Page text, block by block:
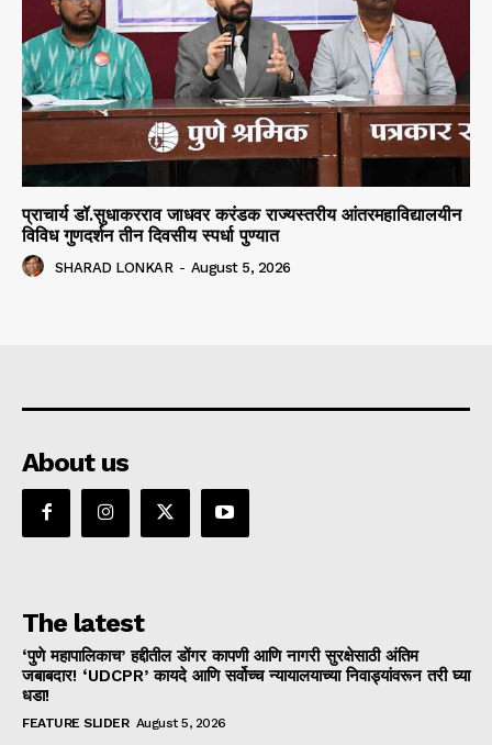
प्राचार्य डॉ.सुधाकरराव जाधवर करंडक राज्यस्तरीय आंतरमहाविद्यालयीन
विविध गुणदर्शन तीन दिवसीय स्पर्धा पुण्यात
SHARAD LONKAR - August 5, 2026
About us
The latest
‘पुणे महापालिकाच’ हद्दीतील डोंगर कापणी आणि नागरी सुरक्षेसाठी अंतिम
जबाबदार! ‘UDCPR’ कायदे आणि सर्वोच्च न्यायालयाच्या निवाड्यांवरून तरी घ्या
धडा!
FEATURE SLIDER August 5, 2026